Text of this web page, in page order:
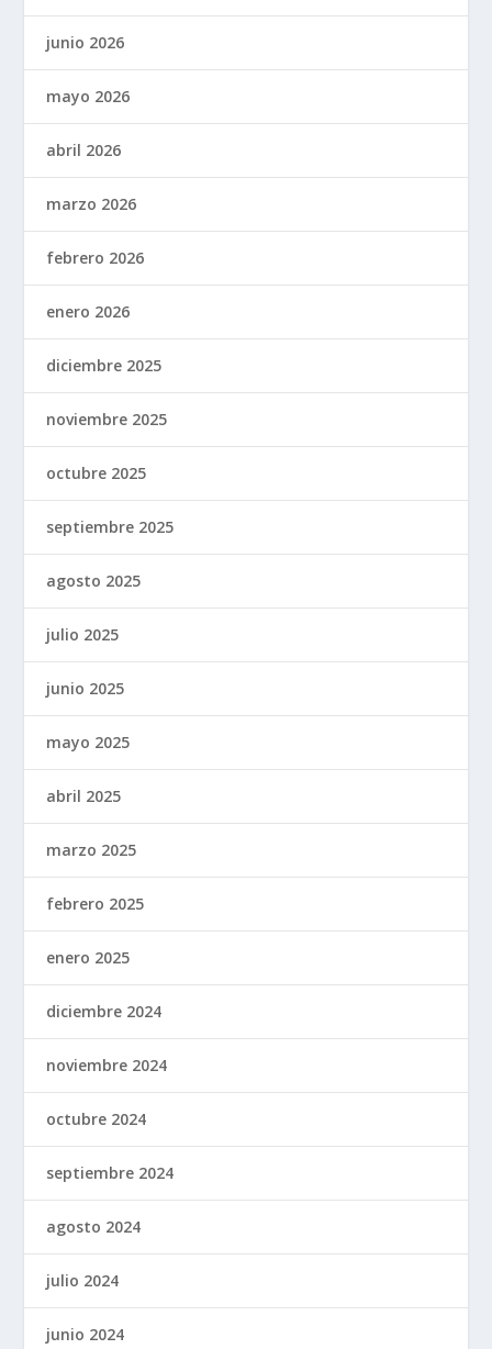
junio 2026
mayo 2026
abril 2026
marzo 2026
febrero 2026
enero 2026
diciembre 2025
noviembre 2025
octubre 2025
septiembre 2025
agosto 2025
julio 2025
junio 2025
mayo 2025
abril 2025
marzo 2025
febrero 2025
enero 2025
diciembre 2024
noviembre 2024
octubre 2024
septiembre 2024
agosto 2024
julio 2024
junio 2024